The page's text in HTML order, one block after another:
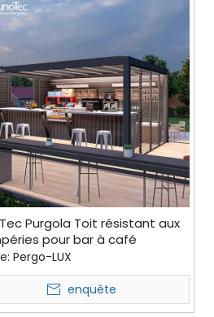
Purgola Toit résistant aux
pour bar à café
avec dessus à persiennes
Pergo-LUX
enquête